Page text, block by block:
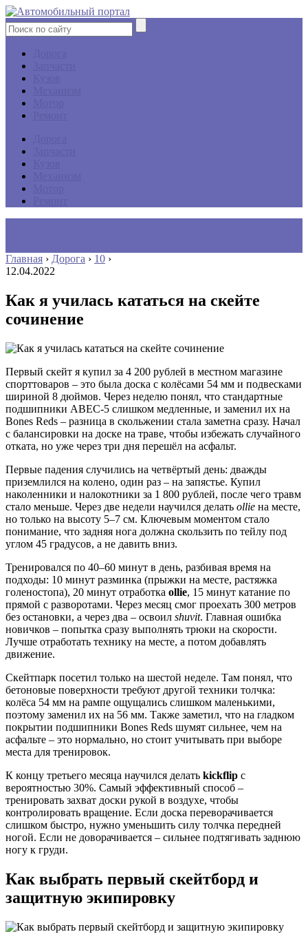
Главная › Дорога › 10 ›
12.04.2022
Как я училась кататься на скейте
сочинение
Первый скейт я купил за 4 200 рублей в местном магазине
спорттоваров – это была доска с колёсами 54 мм и подвесками
шириной 8 дюймов. Через неделю понял, что стандартные
подшипники ABEC-5 слишком медленные, и заменил их на
Bones Reds – разница в скольжении стала заметна сразу. Начал
с балансировки на доске на траве, чтобы избежать случайного
отката, но уже через три дня перешёл на асфальт.
Первые падения случились на четвёртый день: дважды
приземлился на колено, один раз – на запястье. Купил
наколенники и налокотники за 1 800 рублей, после чего травм
стало меньше. Через две недели научился делать ollie на месте,
но только на высоту 5–7 см. Ключевым моментом стало
понимание, что задняя нога должна скользить по тейлу под
углом 45 градусов, а не давить вниз.
Тренировался по 40–60 минут в день, разбивая время на
подходы: 10 минут разминка (прыжки на месте, растяжка
голеностопа), 20 минут отработка ollie, 15 минут катание по
прямой с разворотами. Через месяц смог проехать 300 метров
без остановки, а через два – освоил shuvit. Главная ошибка
новичков – попытка сразу выполнять трюки на скорости.
Лучше отработать технику на месте, а потом добавлять
движение.
Скейтпарк посетил только на шестой неделе. Там понял, что
бетоновые поверхности требуют другой техники толчка:
колёса 54 мм на рампе ощущались слишком маленькими,
поэтому заменил их на 56 мм. Также заметил, что на гладком
покрытии подшипники Bones Reds шумят сильнее, чем на
асфальте – это нормально, но стоит учитывать при выборе
места для тренировок.
К концу третьего месяца научился делать kickflip с
вероятностью 30%. Самый эффективный способ –
тренировать захват доски рукой в воздухе, чтобы
контролировать вращение. Если доска переворачивается
слишком быстро, нужно уменьшить силу толчка передней
ногой. Если не доворачивается – сильнее подтягивать заднюю
ногу к груди.
Как выбрать первый скейтборд и
защитную экипировку